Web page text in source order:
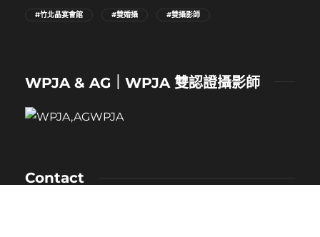
#竹北晶宴會館 #雙婚攝 #雙攝影師
WPJA & AG｜WPJA 雙認證攝影師
Contact